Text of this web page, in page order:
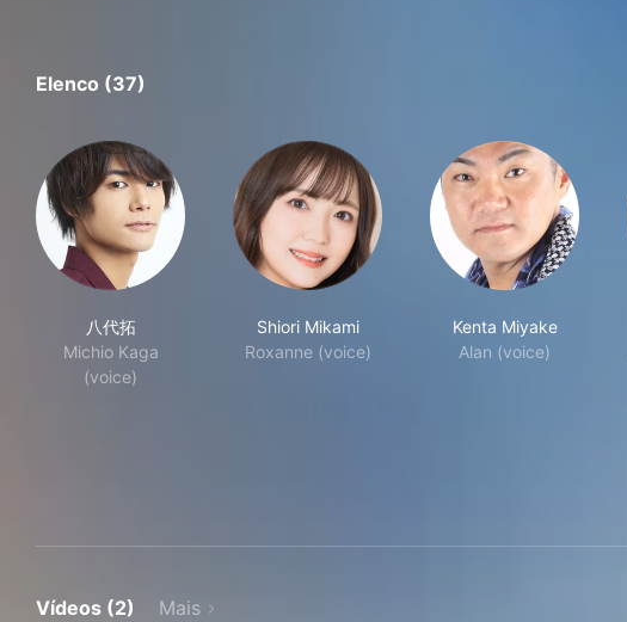
Elenco (37)
八代拓
Michio Kaga
(voice)
Shiori Mikami
Roxanne (voice)
Kenta Miyake
Alan (voice)
Vídeos (2) Mais